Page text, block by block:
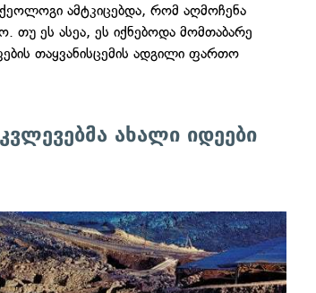
ამტკიცებდა, რომ აღმოჩენა
თუ ეს ასეა, ეს იქნებოდა მომთაბარე
თაყვანისცემის ადგილი ფართო
ახალი იდეები